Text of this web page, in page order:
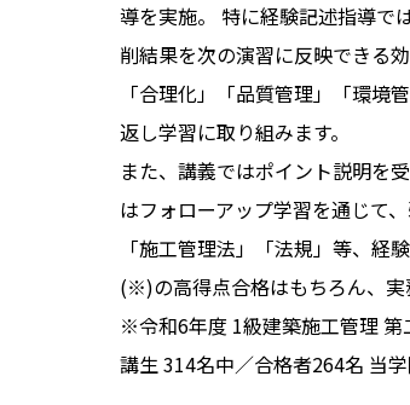
導を実施。 特に経験記述指導で
削結果を次の演習に反映できる
「合理化」「品質管理」「環境
返し学習に取り組みます。
また、講義ではポイント説明を
はフォローアップ学習を通じて
「施工管理法」「法規」等、経
(※)の高得点合格はもちろん、
※令和6年度 1級建築施工管理
講生 314名中／合格者264名 当